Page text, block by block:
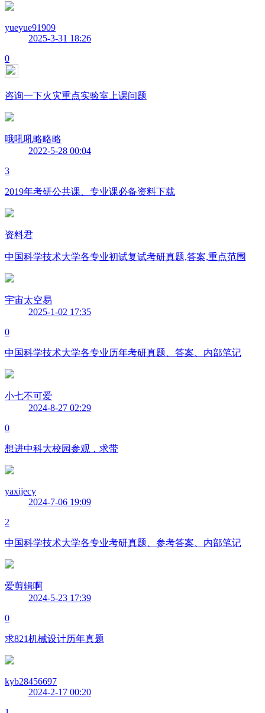
yueyue91909
2025-3-31 18:26
0
咨询一下火灾重点实验室上课问题
哦吼吼略略略
2022-5-28 00:04
3
2019年考研公共课、专业课必备资料下载
资料君
中国科学技术大学各专业初试复试考研真题,答案,重点范围
宇宙太空易
2025-1-02 17:35
0
中国科学技术大学各专业历年考研真题、答案、内部笔记
小七不可爱
2024-8-27 02:29
0
想进中科大校园参观，求带
yaxijecy
2024-7-06 19:09
2
中国科学技术大学各专业考研真题、参考答案、内部笔记
爱剪辑啊
2024-5-23 17:39
0
求821机械设计历年真题
kyb28456697
2024-2-17 00:20